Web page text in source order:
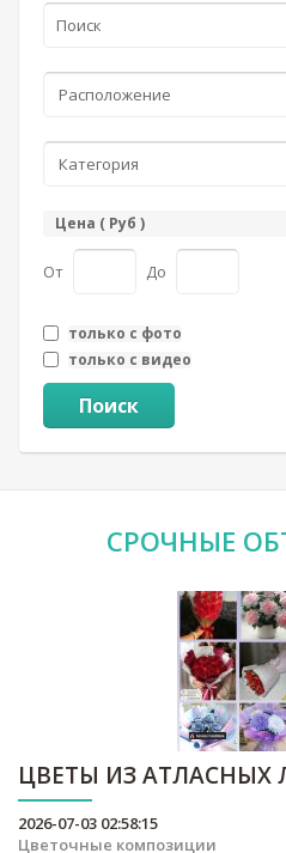
Цена ( Руб )
От До
только с фото
только с видео
Поиск
СРОЧНЫЕ
ЦВЕТЫ ИЗ АТЛАСНЫХ
2026-07-03 02:58:15
Цветочные композиции